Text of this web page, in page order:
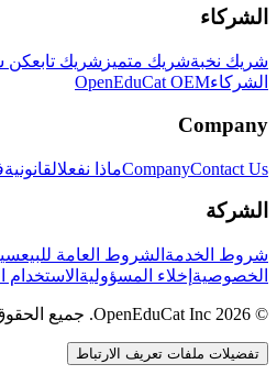
الشركاء
شريك نخبةشريك متميز شريك تابعكن
الشركاءOpenEduCat OEM
Company
CompanyContact Us ماذا نفعلالقانونية
الشركة
شروط الخدمة الشروط العامة للبيع
الخصوصية إخلاء المسؤولية الاستخدام
© 2026 OpenEduCat Inc. جميع الحقوق محفوظة.
تفضيلات ملفات تعريف الارتباط